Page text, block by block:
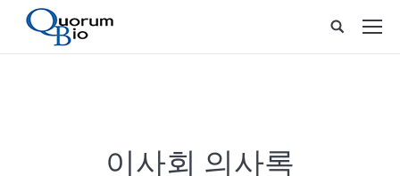
이사회 의사록